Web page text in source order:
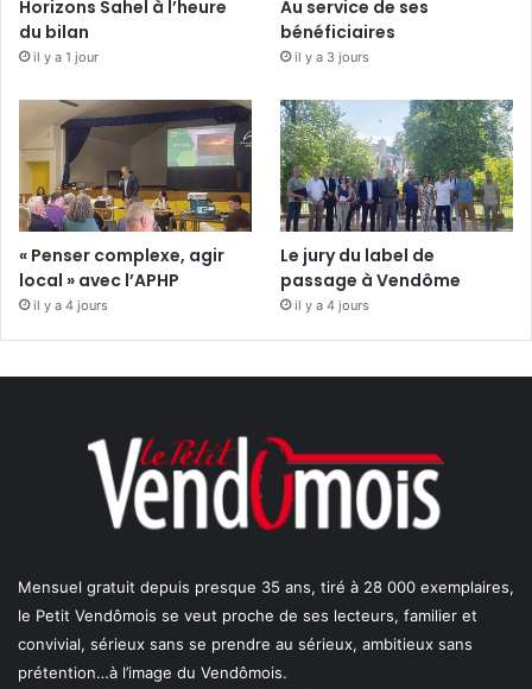
Horizons Sahel à l’heure
du bilan
il y a 1 jour
Au service de ses
bénéficiaires
il y a 3 jours
« Penser complexe, agir
local » avec l’APHP
il y a 4 jours
Le jury du label de
passage à Vendôme
il y a 4 jours
Mensuel gratuit depuis presque 35 ans, tiré à 28 000 exemplaires,
le Petit Vendômois se veut proche de ses lecteurs, familier et
convivial, sérieux sans se prendre au sérieux, ambitieux sans
prétention…à l’image du Vendômois.